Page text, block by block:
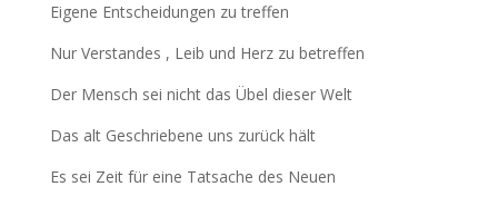
Eigene Entscheidungen zu treffen
Nur Verstandes , Leib und Herz zu betreffen
Der Mensch sei nicht das Übel dieser Welt
Das alt Geschriebene uns zurück hält
Es sei Zeit für eine Tatsache des Neuen